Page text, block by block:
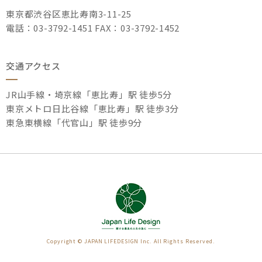
東京都渋谷区恵比寿南3-11-25
電話：03-3792-1451 FAX：03-3792-1452
交通アクセス
JR山手線・埼京線「恵比寿」駅 徒歩5分
東京メトロ日比谷線「恵比寿」駅 徒歩3分
東急東横線「代官山」駅 徒歩9分
Copyright © JAPAN LIFEDESIGN Inc. All Rights Reserved.